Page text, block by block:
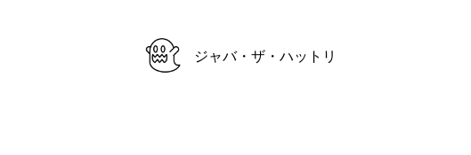
ジャバ・ザ・ハットリ